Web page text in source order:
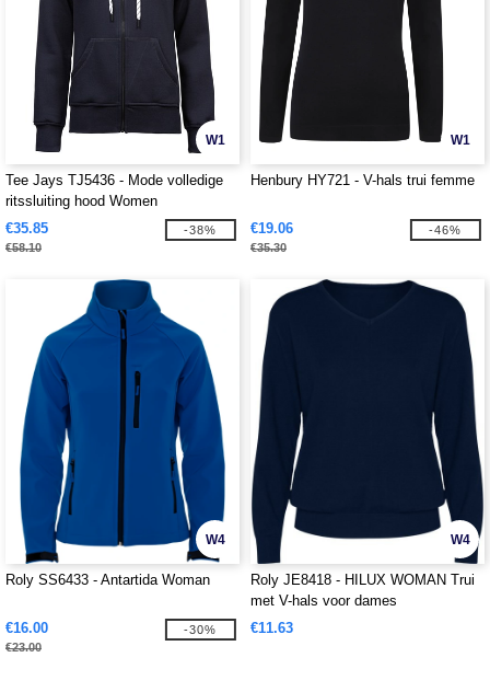
W1
Tee Jays TJ5436 - Mode volledige
ritssluiting hood Women
€35.85
€58.10
-38%
W1
Henbury HY721 - V-hals trui femme
€19.06
€35.30
-46%
W4
Roly SS6433 - Antartida Woman
€16.00
€23.00
-30%
W4
Roly JE8418 - HILUX WOMAN Trui
met V-hals voor dames
€11.63